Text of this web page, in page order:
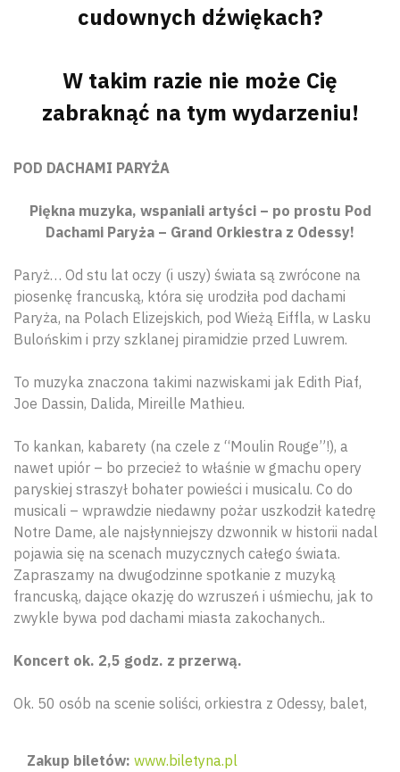
cudownych dźwiękach?
W takim razie nie może Cię
zabraknąć na tym wydarzeniu!
POD DACHAMI PARYŻA
Piękna muzyka, wspaniali artyści – po prostu Pod
Dachami Paryża – Grand Orkiestra z Odessy!
Paryż… Od stu lat oczy (i uszy) świata są zwrócone na
piosenkę francuską, która się urodziła pod dachami
Paryża, na Polach Elizejskich, pod Wieżą Eiffla, w Lasku
Bulońskim i przy szklanej piramidzie przed Luwrem.
To muzyka znaczona takimi nazwiskami jak Edith Piaf,
Joe Dassin, Dalida, Mireille Mathieu.
To kankan, kabarety (na czele z “Moulin Rouge”!), a
nawet upiór – bo przecież to właśnie w gmachu opery
paryskiej straszył bohater powieści i musicalu. Co do
musicali – wprawdzie niedawny pożar uszkodził katedrę
Notre Dame, ale najsłynniejszy dzwonnik w historii nadal
pojawia się na scenach muzycznych całego świata.
Zapraszamy na dwugodzinne spotkanie z muzyką
francuską, dające okazję do wzruszeń i uśmiechu, jak to
zwykle bywa pod dachami miasta zakochanych..
Koncert ok. 2,5 godz. z przerwą.
Ok. 50 osób na scenie soliści, orkiestra z Odessy, balet,
Zakup biletów: www.biletyna.pl